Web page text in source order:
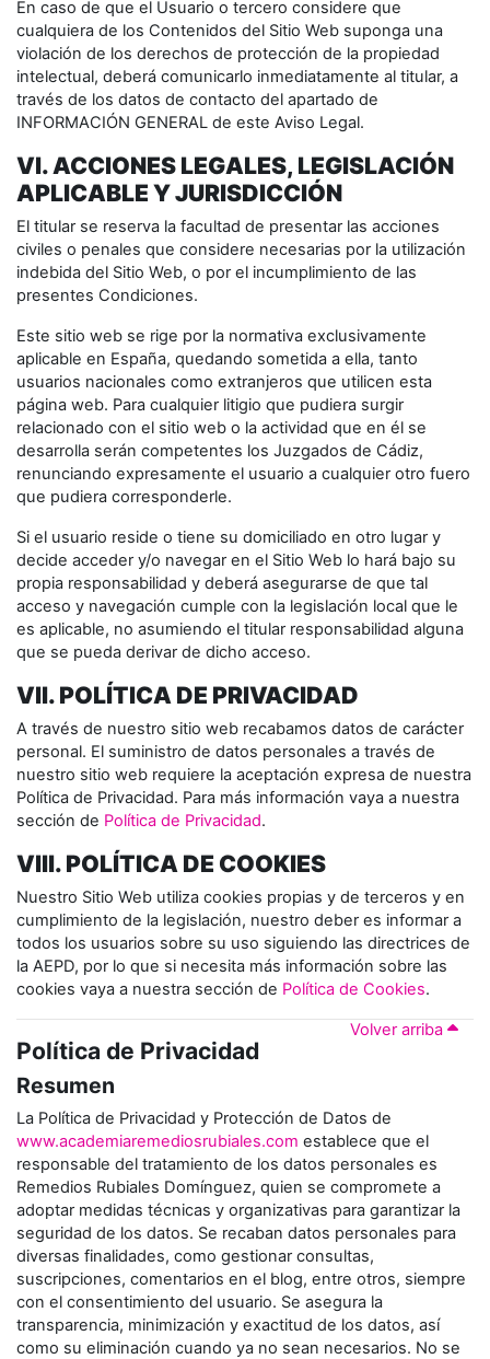
En caso de que el Usuario o tercero considere que
cualquiera de los Contenidos del Sitio Web suponga una
violación de los derechos de protección de la propiedad
intelectual, deberá comunicarlo inmediatamente al titular, a
través de los datos de contacto del apartado de
INFORMACIÓN GENERAL de este Aviso Legal.
VI. ACCIONES LEGALES, LEGISLACIÓN
APLICABLE Y JURISDICCIÓN
El titular se reserva la facultad de presentar las acciones
civiles o penales que considere necesarias por la utilización
indebida del Sitio Web, o por el incumplimiento de las
presentes Condiciones.
Este sitio web se rige por la normativa exclusivamente
aplicable en España, quedando sometida a ella, tanto
usuarios nacionales como extranjeros que utilicen esta
página web. Para cualquier litigio que pudiera surgir
relacionado con el sitio web o la actividad que en él se
desarrolla serán competentes los Juzgados de Cádiz,
renunciando expresamente el usuario a cualquier otro fuero
que pudiera corresponderle.
Si el usuario reside o tiene su domiciliado en otro lugar y
decide acceder y/o navegar en el Sitio Web lo hará bajo su
propia responsabilidad y deberá asegurarse de que tal
acceso y navegación cumple con la legislación local que le
es aplicable, no asumiendo el titular responsabilidad alguna
que se pueda derivar de dicho acceso.
VII. POLÍTICA DE PRIVACIDAD
A través de nuestro sitio web recabamos datos de carácter
personal. El suministro de datos personales a través de
nuestro sitio web requiere la aceptación expresa de nuestra
Política de Privacidad. Para más información vaya a nuestra
sección de Política de Privacidad.
VIII. POLÍTICA DE COOKIES
Nuestro Sitio Web utiliza cookies propias y de terceros y en
cumplimiento de la legislación, nuestro deber es informar a
todos los usuarios sobre su uso siguiendo las directrices de
la AEPD, por lo que si necesita más información sobre las
cookies vaya a nuestra sección de Política de Cookies.
Volver arriba
Política de Privacidad
Resumen
La Política de Privacidad y Protección de Datos de
www.academiaremediosrubiales.com establece que el
responsable del tratamiento de los datos personales es
Remedios Rubiales Domínguez, quien se compromete a
adoptar medidas técnicas y organizativas para garantizar la
seguridad de los datos. Se recaban datos personales para
diversas finalidades, como gestionar consultas,
suscripciones, comentarios en el blog, entre otros, siempre
con el consentimiento del usuario. Se asegura la
transparencia, minimización y exactitud de los datos, así
como su eliminación cuando ya no sean necesarios. No se